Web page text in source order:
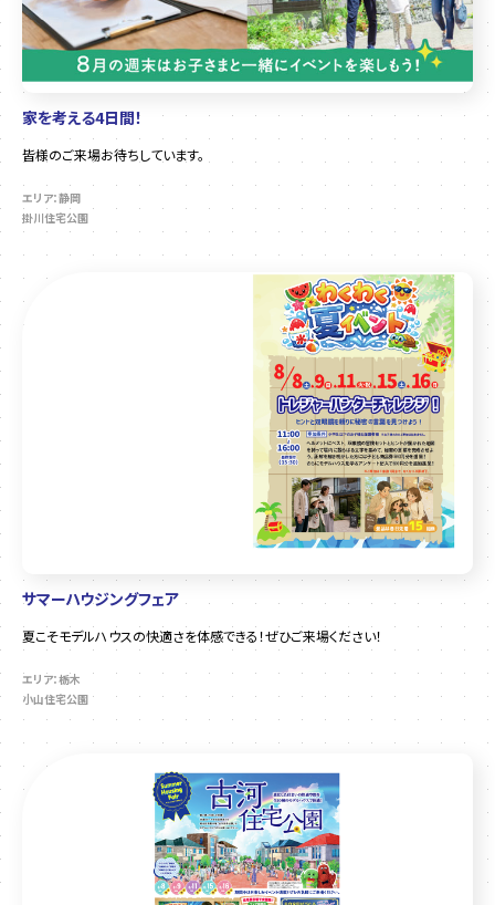
家を考える4日間！
皆様のご来場お待ちしています。
エリア：静岡
掛川住宅公園
サマーハウジングフェア
夏こそモデルハウスの快適さを体感できる！ぜひご来場ください！
エリア：栃木
小山住宅公園